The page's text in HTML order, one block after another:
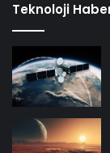
Teknoloji